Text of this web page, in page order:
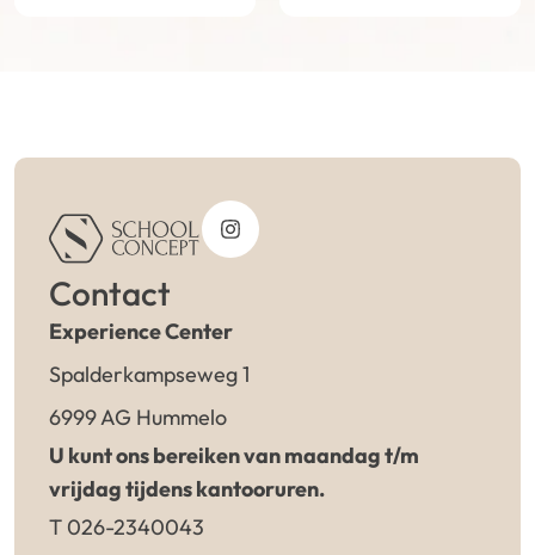
Contact
Experience Center
Spalderkampseweg 1
6999 AG Hummelo
U kunt ons bereiken van maandag t/m
vrijdag tijdens kantooruren.
T 026-2340043